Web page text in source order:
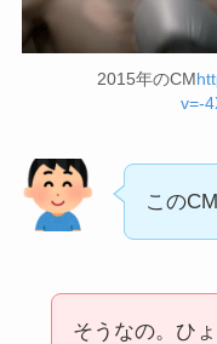
2015年のCM
v=-
この
そうなの。ひ